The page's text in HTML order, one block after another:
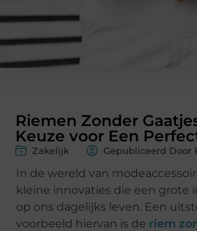
Riemen Zonder
Keuze voor Een
Zakelijk Gepubliceerd Door
In de wereld van
kleine innovaties die een grote
op ons dagelijks leven. Een
voorbeeld hiervan is de riem